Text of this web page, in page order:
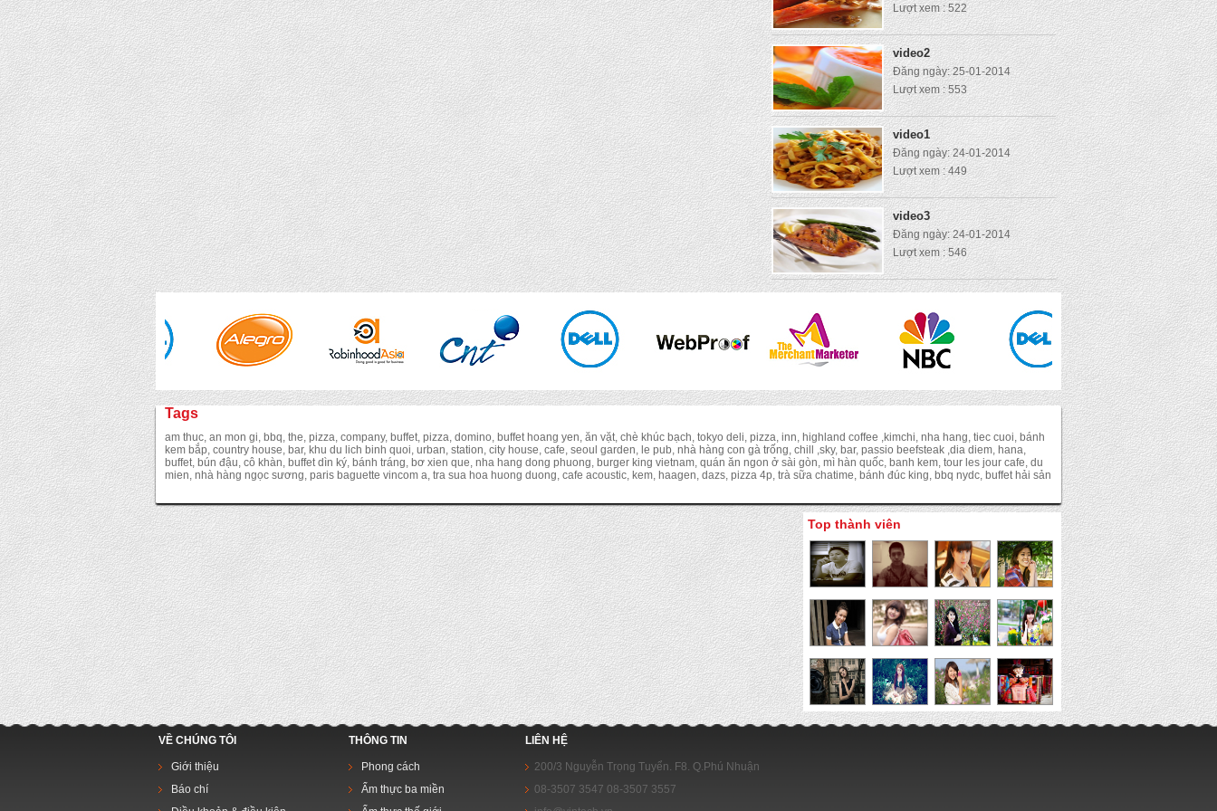
Lượt xem : 522
video2
Đăng ngày: 25-01-2014
Lượt xem : 553
video1
Đăng ngày: 24-01-2014
Lượt xem : 449
video3
Đăng ngày: 24-01-2014
Lượt xem : 546
Tags
am thuc, an mon gi, bbq, the, pizza, company, buffet, pizza, domino, buffet hoang yen, ăn vặt, chè khúc bạch, tokyo deli, pizza, inn, highland coffee ,kimchi, nha hang, tiec cuoi, bánh
kem bắp, country house, bar, khu du lich binh quoi, urban, station, city house, cafe, seoul garden, le pub, nhà hàng con gà trống, chill ,sky, bar, passio beefsteak ,dia diem, hana,
buffet, bún đậu, cô khàn, buffet dìn ký, bánh tráng, bơ xien que, nha hang dong phuong, burger king vietnam, quán ăn ngon ở sài gòn, mì hàn quốc, banh kem, tour les jour cafe, du
mien, nhà hàng ngọc sương, paris baguette vincom a, tra sua hoa huong duong, cafe acoustic, kem, haagen, dazs, pizza 4p, trà sữa chatime, bánh đúc king, bbq nydc, buffet hải sản
Top thành viên
VỀ CHÚNG TÔI
Giới thiệu
Báo chí
THÔNG TIN
Phong cách
Ẩm thực ba miền
LIÊN HỆ
200/3 Nguyễn Trọng Tuyển. F8. Q.Phú Nhuận
08-3507 3547 08-3507 3557